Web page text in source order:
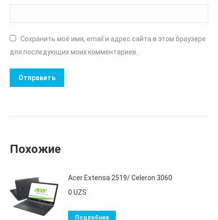
Сохранить моё имя, email и адрес сайта в этом браузере
для последующих моих комментариев.
Похожие
Acer Extensa 2519/ Celeron 3060
0 UZS
Подробнее